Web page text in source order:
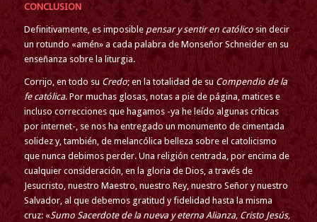
CONCLUSION
Definitivamente, es imposible pensar y sentir en católicosin decir
un rotundo «amén» a cada palabra de Monseñor Schneider en su
enseñanza sobre la liturgia.
Corrijo, en todo su Credo; en la totalidad de su Compendio de la
fe católica. Por muchas glosas, notas a pie de página, matices e
incluso correcciones que hagamos -ya he leído algunas críticas
por internet-, se nos ha entregado un monumento de cimentada
solidez y, también, de melancólica belleza sobre el catolicismo
que nunca debimos perder. Una religión centrada, por encima de
cualquier consideración, en la gloria de Dios, a través de
Jesucristo, nuestro Maestro, nuestro Rey, nuestro Señor y nuestro
Salvador, al que debemos gratitud y fidelidad hasta la misma
cruz: «Sumo Sacerdote de la nueva y eterna Alianza, Cristo Jesús,